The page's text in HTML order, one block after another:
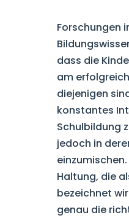
Forschungen
dass die
am
diejenigen
konstantes
Schulbildung
jedoch in
Haltung, die
bezeichnet
genau die